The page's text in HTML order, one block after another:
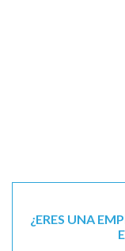
¿ERES UNA